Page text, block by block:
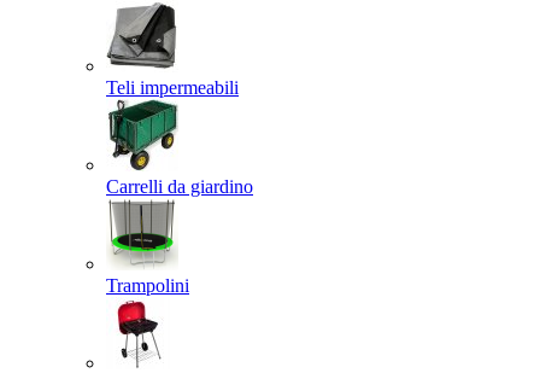
Teli impermeabili
Carrelli da giardino
Trampolini